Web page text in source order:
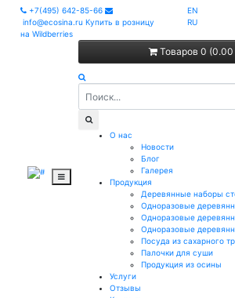
+7(495) 642-85-66
info@ecosina.ru Купить в розницу
на Wildberries
EN
RU
Товаров 0 (0.00
О нас
Новости
Блог
Галерея
Продукция
Деревянные наборы
Одноразовые
Одноразовые
Одноразовые
Посуда из сахарного
Палочки для суши
Продукция из осины
Услуги
Отзывы